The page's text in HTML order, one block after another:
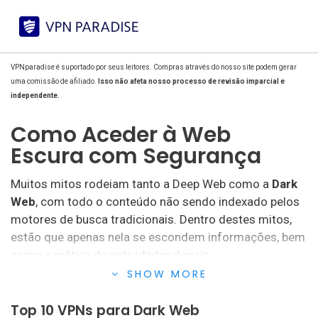
VPNparadise é suportado por seus leitores. Compras através do nosso site podem gerar
uma comissão de afiliado.
Isso não afeta nosso processo de revisão imparcial e
independente.
Como Aceder à Web
Escura com Segurança
Muitos mitos rodeiam tanto a Deep Web como a Dark
Web, com todo o conteúdo não sendo indexado pelos
motores de busca tradicionais. Dentro destes mitos,
estão que apenas nela se escondem informações, bem
como a prática de actividades ilegais.
exacto. Tanto na Deep Web como neste tipo de
SHOW MORE
Top 10 VPNs para Dark Web